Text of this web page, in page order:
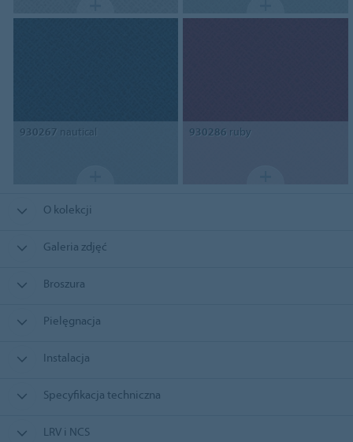
930267 nautical 930286 ruby
O kolekcji
Galeria zdjęć
Broszura
Pielęgnacja
Instalacja
Specyfikacja techniczna
LRV i NCS